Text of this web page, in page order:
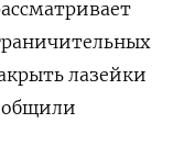
лазейки